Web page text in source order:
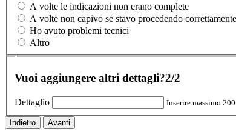
A volte le indicazioni non erano complete
A volte non capivo se stavo procedendo correttamente
Ho avuto problemi tecnici
Altro
Vuoi aggiungere altri dettagli?2/2
Dettaglio Inserire massimo
Indietro Avanti